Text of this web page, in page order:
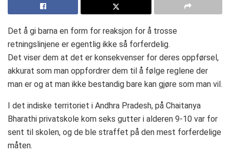
Det å gi barna en form for reaksjon for å trosse
retningslinjene er egentlig ikke så forferdelig.
Det viser dem at det er konsekvenser for deres oppførsel,
akkurat som man oppfordrer dem til å følge reglene der
man er og at man ikke bestandig bare kan gjøre som man vil.
I det indiske territoriet i Andhra Pradesh, på Chaitanya
Bharathi privatskole kom seks gutter i alderen 9-10 var for
sent til skolen, og de ble straffet på den mest forferdelige
måten.